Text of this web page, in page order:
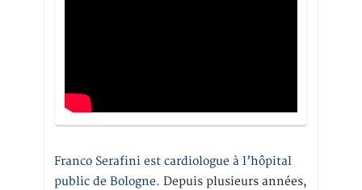
Franco Serafini est cardiologue à l’hôpital
public de Bologne. Depuis plusieurs années,